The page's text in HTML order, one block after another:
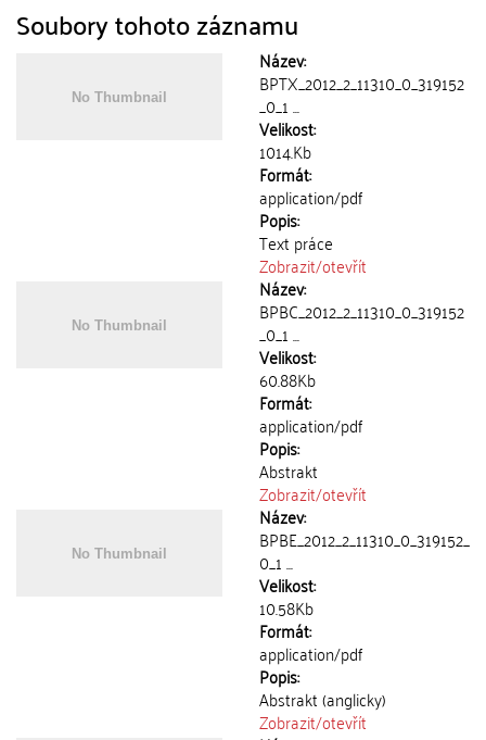
Soubory tohoto záznamu
Název:
BPTX_2012_2_11310_0_319152
_0_1 ...
Velikost:
1014.Kb
Formát:
application/pdf
Popis:
Text práce
Zobrazit/otevřít
Název:
BPBC_2012_2_11310_0_319152
_0_1 ...
Velikost:
60.88Kb
Formát:
application/pdf
Popis:
Abstrakt
Zobrazit/otevřít
Název:
BPBE_2012_2_11310_0_319152_
0_1 ...
Velikost:
10.58Kb
Formát:
application/pdf
Popis:
Abstrakt (anglicky)
Zobrazit/otevřít